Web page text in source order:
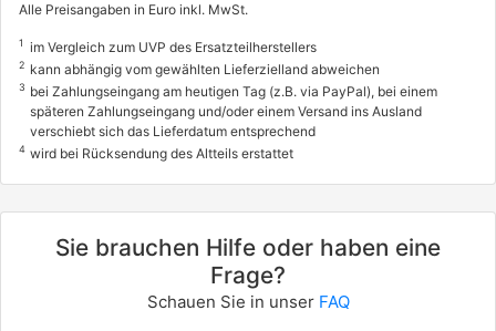
Alle Preisangaben in Euro inkl. MwSt.
1 im Vergleich zum UVP des Ersatzteilherstellers
2 kann abhängig vom gewählten Lieferzielland abweichen
3 bei Zahlungseingang am heutigen Tag (z.B. via PayPal), bei einem
späteren Zahlungseingang und/oder einem Versand ins Ausland
verschiebt sich das Lieferdatum entsprechend
4 wird bei Rücksendung des Altteils erstattet
Sie brauchen Hilfe oder haben eine
Frage?
Schauen Sie in unser FAQ